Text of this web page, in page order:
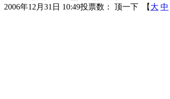
2006年12月31日 10:49投票数： 顶一下 【 大 中